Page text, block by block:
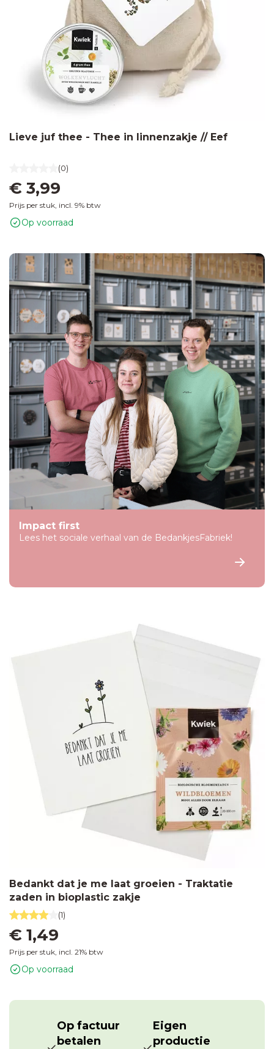
Lieve juf thee - Thee in linnenzakje // Eef
(0)
€ 3,99
Prijs per stuk, incl. 9% btw
Op voorraad
Impact first
Lees het sociale verhaal van de BedankjesFabriek!
Bedankt dat je me laat groeien - Traktatie
zaden in bioplastic zakje
(1)
€ 1,49
Prijs per stuk, incl. 21% btw
Op voorraad
Op factuur
betalen
Eigen
productie